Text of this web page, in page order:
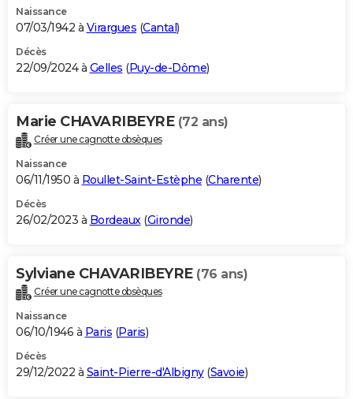
Dictionnaire
Biographies
Citations
Expressions
Proverbes
PROGRAMME TV
S'inscrire
Se connecter
Lycées
Collèges
Primaires
Universités
Entreprises
Service militaire
Avis de recherche
AVIS DE DÉCÈS
Bricolage
Lifestyle
Culture
Sport
Auto
Television
Voyage
Cinema
Naissance
07/03/1942 à Virargues (Cantal)
Décès
22/09/2024 à Gelles (Puy-de-Dôme)
Marie CHAVARIBEYRE (72 ans)
Créer une cagnotte obsèques
Naissance
06/11/1950 à Roullet-Saint-Estèphe (Charente)
Décès
26/02/2023 à Bordeaux(Gironde)
Sylviane CHAVARIBEYRE (76 ans)
Créer une cagnotte obsèques
Naissance
06/10/1946 à Paris (Paris)
Décès
29/12/2022 à Saint-Pierre-d'Albigny(Savoie)